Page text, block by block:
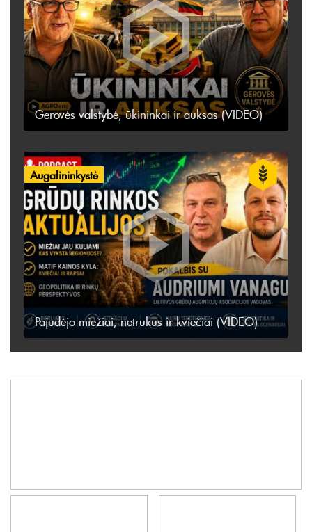
Gerovės valstybė, ūkininkai ir auksas (VIDEO)
Augalininkystė
Pajudėjo miežiai, netrukus ir kviečiai (VIDEO)